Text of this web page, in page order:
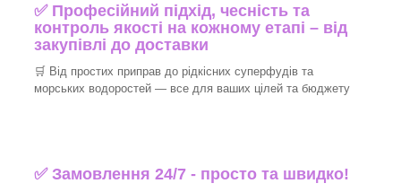
✅ Професійний підхід, чесність та
контроль якості на кожному етапі – від
закупівлі до доставки
🛒 Від простих приправ до рідкісних суперфудів та
морських водоростей — все для ваших цілей та бюджету
✅ Замовлення 24/7 - просто та швидко!